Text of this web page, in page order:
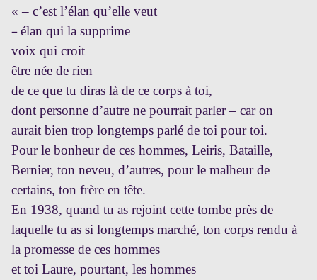
« – c’est l’élan qu’elle veut
–élan qui la supprime
voix qui croit
être née de rien
de ce que tu diras là de ce corps à toi,
dont personne d’autre ne pourrait parler – car on
aurait bien trop longtemps parlé de toi pour toi.
Pour le bonheur de ces hommes, Leiris, Bataille,
Bernier, ton neveu, d’autres, pour le malheur de
certains, ton frère en tête.
En 1938, quand tu as rejoint cette tombe près de
laquelle tu as si longtemps marché, ton corps rendu à
la promesse de ces hommes
et toi Laure, pourtant, les hommes